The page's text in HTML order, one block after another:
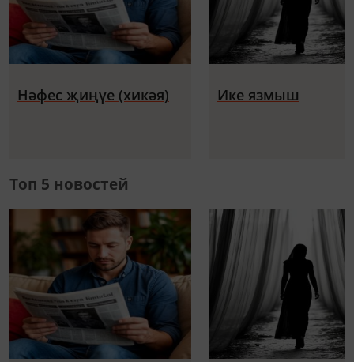
Нәфес җиңүе (хикәя) Ике язмыш
Топ 5 новостей